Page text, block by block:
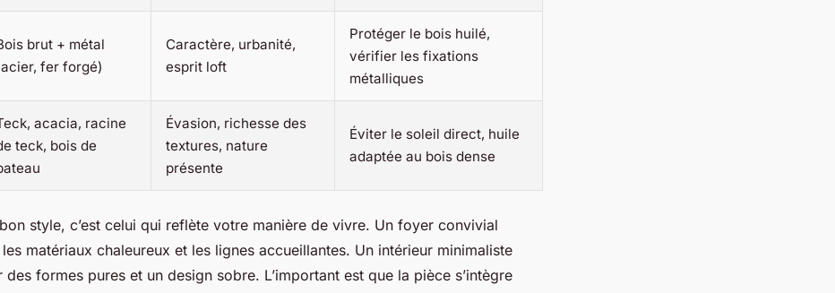
brut + métal
fer forgé)
Caractère, urbanité,
esprit loft
Protéger le bois huilé,
vérifier les fixations
métalliques
acacia, racine
teck, bois de
Évasion, richesse des
textures, nature
présente
Éviter le soleil direct, huile
adaptée au bois dense
style, c’est celui qui reflète votre manière de vivre. Un foyer convivial
matériaux chaleureux et les lignes accueillantes. Un intérieur minimaliste
formes pures et un design sobre. L’important est que la pièce s’intègre